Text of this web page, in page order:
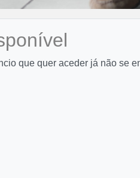
que quer aceder já não se